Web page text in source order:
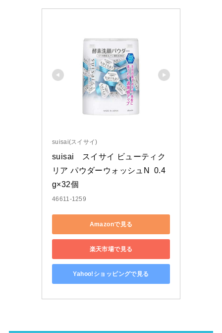
suisai(スイサイ)
suisai　スイサイ ビューティク
リア パウダーウォッシュN  0.4
g×32個
46611-1259
Amazonで見る
楽天市場で見る
Yahoo!ショッピングで見る